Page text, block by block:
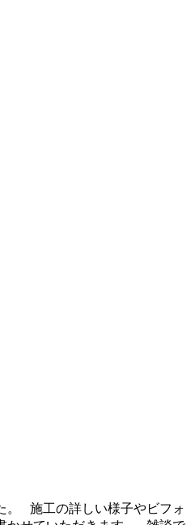
。 施工の詳しい様子やビフォ